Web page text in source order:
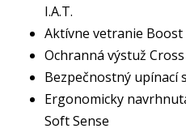
I.A.T.
Aktívne vetranie Boost
Ochranná výstuž
Bezpečnostný upínací
Ergonomicky
Soft Sense